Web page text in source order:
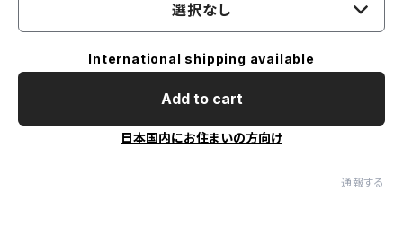
選択なし
International shipping available
Add to cart
日本国内にお住まいの方向け
通報する